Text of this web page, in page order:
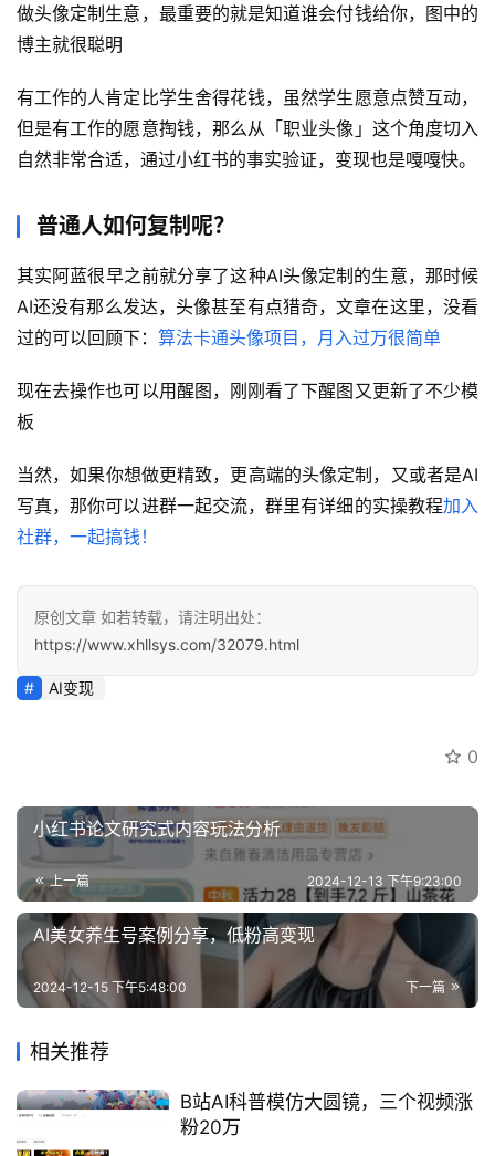
首
页
业
讯
开
案
例
避
坑
指
运
营
百
科
资
会
专
区
登录 注册
做头像定制生意，最重要的就是知道谁会付钱给你，图中的
博主就很聪明
有工作的人肯定比学生舍得花钱，虽然学生愿意点赞互动，
但是有工作的愿意掏钱，那么从「职业头像」这个角度切入
自然非常合适，通过小红书的事实验证，变现也是嘎嘎快。
普通人如何复制呢？
其实阿蓝很早之前就分享了这种AI头像定制的生意，那时候
AI还没有那么发达，头像甚至有点猎奇，文章在这里，没看
过的可以回顾下： 算法卡通头像项目，月入过万很简单
现在去操作也可以用醒图，刚刚看了下醒图又更新了不少模
板
当然，如果你想做更精致，更高端的头像定制，又或者是AI
写真，那你可以进群一起交流，群里有详细的实操教程加入
社群，一起搞钱！
原创文章 如若转载，请注明出处：
https://www.xhllsys.com/32079.html
AI变现
0
小红书论文研究式内容玩法分析
上一篇 2024-12-13 下午9:23:00
AI美女养生号案例分享，低粉高变现
下一篇
2024-12-15 下午5:48:00
相关推荐
B站AI科普模仿大圆镜，三个视频涨
粉20万